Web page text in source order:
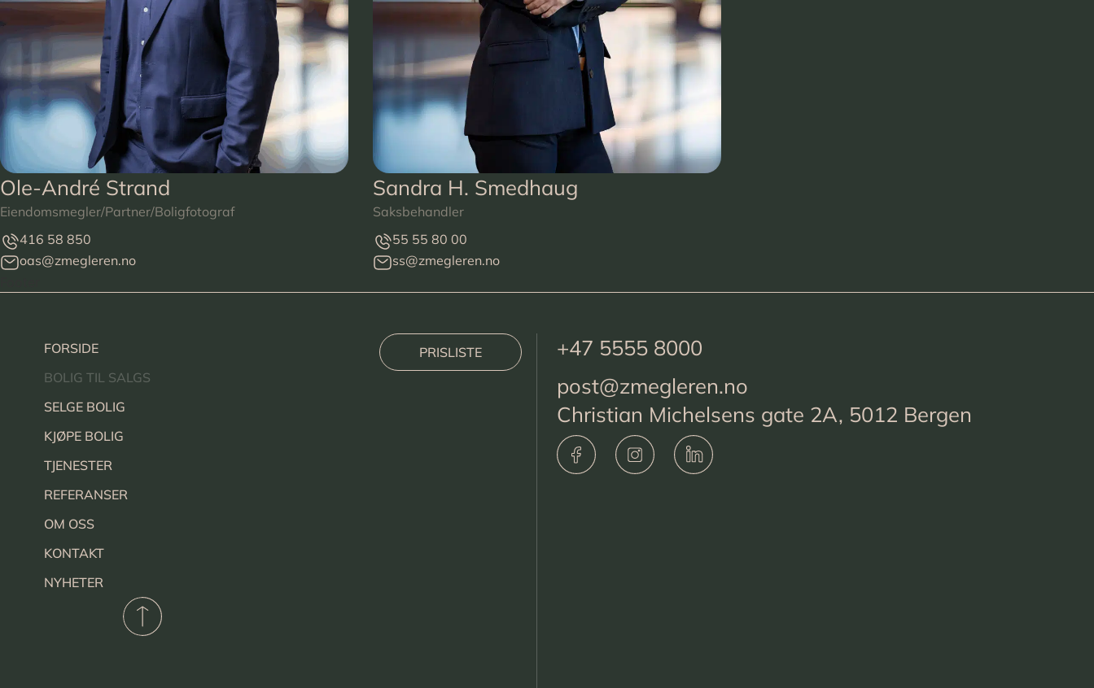
Ole-André Strand
Eiendomsmegler/Partner/Boligfotograf
416 58 850
oas@zmegleren.no
Sandra H. Smedhaug
Saksbehandler
55 55 80 00
ss@zmegleren.no
FORSIDE
BOLIG TIL SALGS
SELGE BOLIG
KJØPE BOLIG
TJENESTER
REFERANSER
OM OSS
KONTAKT
NYHETER
PRISLISTE
+47 5555 8000
post@zmegleren.no
Christian Michelsens gate 2A, 5012 Bergen